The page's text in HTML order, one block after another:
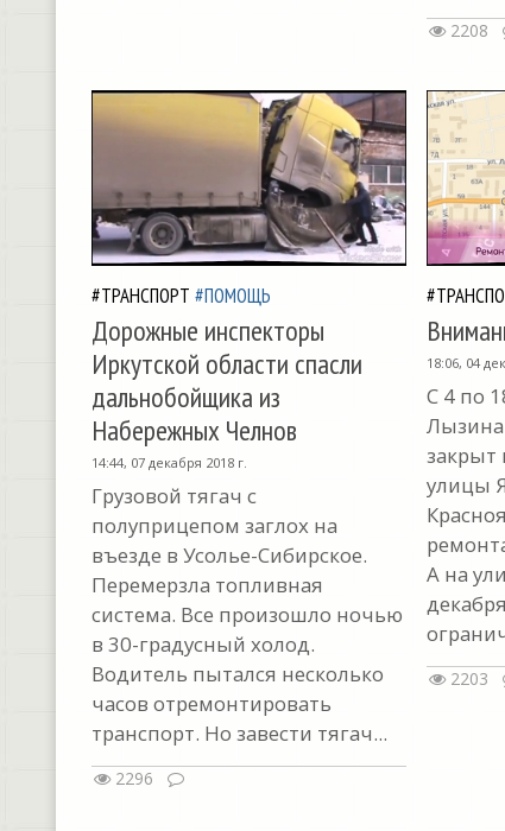
2208
#ТРАНСПОРТ #ПОМОЩЬ
Дорожные инспекторы
Иркутской области спасли
дальнобойщика из
Набережных Челнов
14:44, 07 декабря 2018 г.
Грузовой тягач с
полуприцепом заглох на
въезде в Усолье-Сибирское.
Перемерзла топливная
система. Все произошло ночью
в 30-градусный холод.
Водитель пытался несколько
часов отремонтировать
транспорт. Но завести тягач...
2296
18:06, 04
С 4 по
Лызина
закрыт
улицы
А на
2203